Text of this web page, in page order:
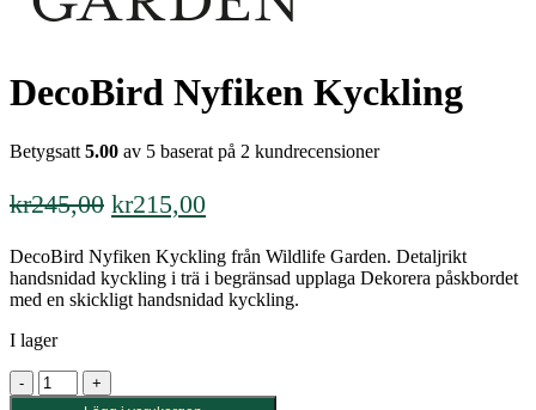
DecoBird Nyfiken Kyckling
Betygsatt 5.00 av 5 baserat på 2 kundrecensioner
kr245,00 Det
priset
var:
kr215,00Det
priset
är:
DecoBird Nyfiken Kyckling från Wildlife Garden. Detaljrikt
handsnidad kyckling i trä i begränsad upplaga Dekorera påskbordet
med en skickligt handsnidad kyckling.
I lager
DecoBird
Nyfiken